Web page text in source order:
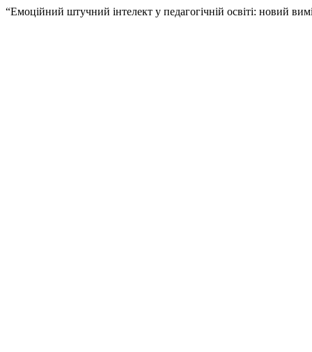
“Емоційний штучний інтелект у педагогічній освіті: новий